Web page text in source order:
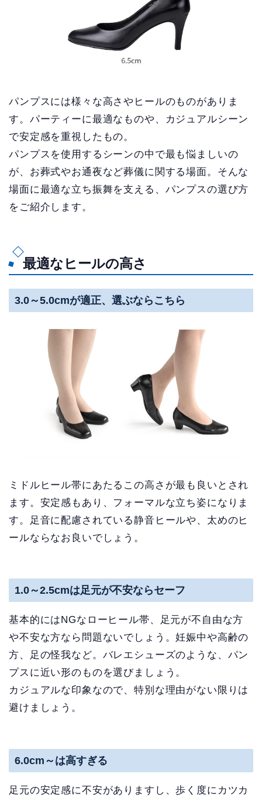
パンプスには様々な高さやヒールのものがありま
す。パーティーに最適なものや、カジュアルシーン
で安定感を重視したもの。
パンプスを使用するシーンの中で最も悩ましいの
が、お葬式やお通夜など葬儀に関する場面。そんな
場面に最適な立ち振舞を支える、パンプスの選び方
をご紹介します。
最適なヒールの高さ
3.0～5.0cmが適正、選ぶならこちら
ミドルヒール帯にあたるこの高さが最も良いとされ
ます。安定感もあり、フォーマルな立ち姿になりま
す。足音に配慮されている静音ヒールや、太めのヒ
ールならなお良いでしょう。
1.0～2.5cmは足元が不安ならセーフ
基本的にはNGなローヒール帯、足元が不自由な方
や不安な方なら問題ないでしょう。妊娠中や高齢の
方、足の怪我など。バレエシューズのような、パン
プスに近い形のものを選びましょう。
カジュアルな印象なので、特別な理由がない限りは
避けましょう。
6.0cm～は高すぎる
足元の安定感に不安がありますし、歩く度にカツカ